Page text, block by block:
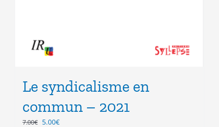
Le syndicalisme en
commun – 2021
7.00€ Le
5.00€Le